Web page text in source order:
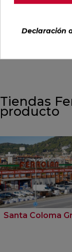
VER MÁS
Tiendas
producto
Santa Coloma
Declaración